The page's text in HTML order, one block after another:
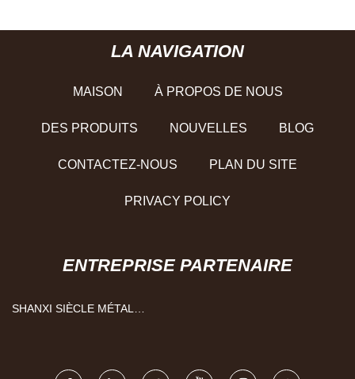
LA NAVIGATION
MAISON À PROPOS DE NOUS
DES PRODUITS NOUVELLES BLOG
CONTACTEZ-NOUS PLAN DU SITE
PRIVACY POLICY
ENTREPRISE PARTENAIRE
SHANXI SIÈCLE MÉTAL